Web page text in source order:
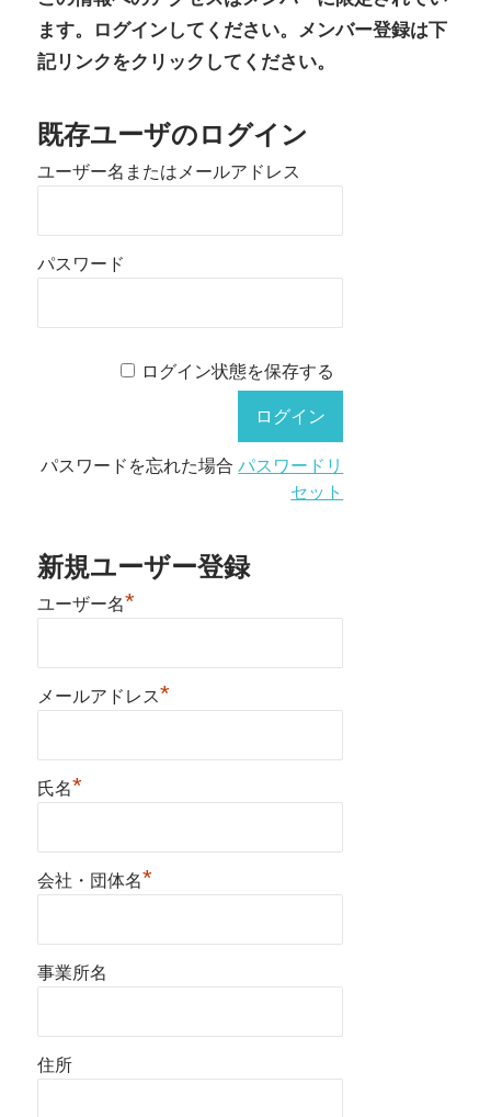
ます。ログインしてください。メンバー登録は下
記リンクをクリックしてください。
既存ユーザのログイン
ユーザー名またはメールアドレス
パスワード
ログイン状態を保存する
パスワードを忘れた場合パスワードリ
セット
新規ユーザー登録
ユーザー名*
メールアドレス*
氏名*
会社・団体名*
事業所名
住所